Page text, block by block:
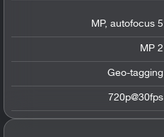
5 MP
, autofocus
2 MP
Geo-tagging
720p@30fps